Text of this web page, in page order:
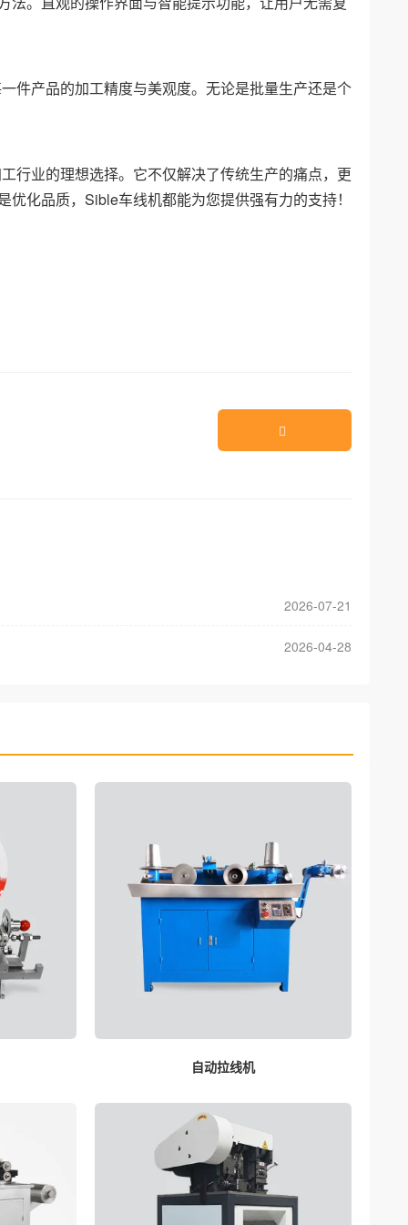
件产品的加工精度与美观度。无论是批量生产还是个
行业的理想选择。它不仅解决了传统生产的痛点，更
化品质，Sible车线机都能为您提供强有力的支持！
2026-07-21
2026-04-28
自动拉线机